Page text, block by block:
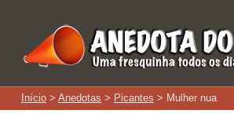
Início > Anedotas > Picantes > Mulher nua